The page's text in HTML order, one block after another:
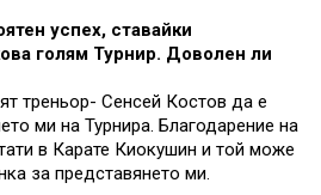
успех, ставайки
голям Турнир. Доволен ли
треньор- Сенсей Костов да е
ми на Турнира. Благодарение на
в Карате Киокушин и той може
за представянето ми.